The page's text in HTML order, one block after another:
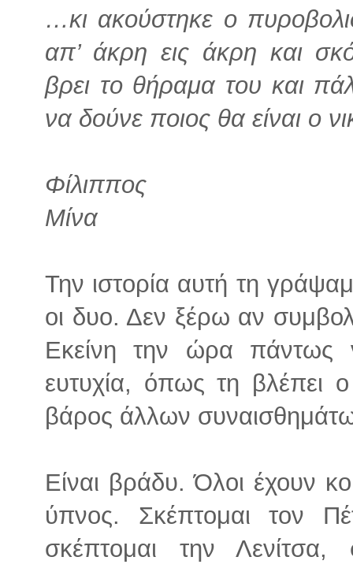
…κι ακούστηκε ο
απ’ άκρη εις άκρη και
βρει το θήραμα του και
να δούνε ποιος θα είναι ο
Φίλιππος
Μίνα
Την ιστορία αυτή τη
οι δυο. Δεν ξέρω αν
Εκείνη την ώρα πάντως
ευτυχία, όπως τη βλέπει
βάρος άλλων
Είναι βράδυ. Όλοι έχουν
ύπνος. Σκέπτομαι τον
σκέπτομαι την Λενίτσα,